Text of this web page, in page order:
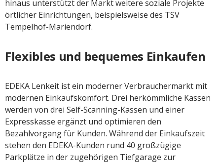
hinaus unterstützt der Markt weitere soziale Projekte
örtlicher Einrichtungen, beispielsweise des TSV
Tempelhof-Mariendorf.
Flexibles und bequemes Einkaufen
EDEKA Lenkeit ist ein moderner Verbrauchermarkt mit
modernen Einkaufskomfort. Drei herkömmliche Kassen
werden von drei Self-Scanning-Kassen und einer
Expresskasse ergänzt und optimieren den
Bezahlvorgang für Kunden. Während der Einkaufszeit
stehen den EDEKA-Kunden rund 40 großzügige
Parkplätze in der zugehörigen Tiefgarage zur